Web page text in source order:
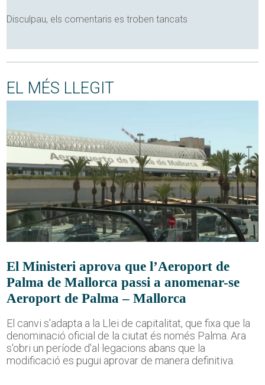
Disculpau, els comentaris es troben tancats
EL MÉS LLEGIT
El Ministeri aprova que l’Aeroport de
Palma de Mallorca passi a anomenar-se
Aeroport de Palma – Mallorca
El canvi s'adapta a la Llei de capitalitat, que fixa que la
denominació oficial de la ciutat és només Palma. Ara
s'obri un període d'al·legacions abans que la
modificació es pugui aprovar de manera definitiva.